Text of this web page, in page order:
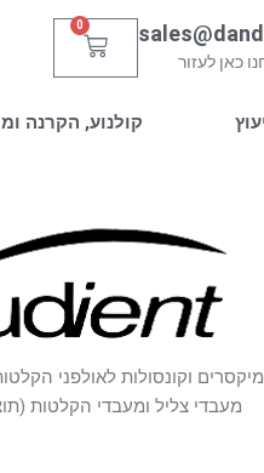
כאן לעזור
0
עגלת
קולנוע, הקרנה
מיקסרים וקונסולות לאולפני
מעבדי צליל ומעבדי הקלטות